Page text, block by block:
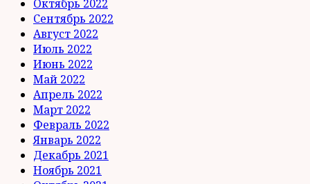
Октябрь 2022
Сентябрь 2022
Август 2022
Июль 2022
Июнь 2022
Май 2022
Апрель 2022
Март 2022
Февраль 2022
Январь 2022
Декабрь 2021
Ноябрь 2021